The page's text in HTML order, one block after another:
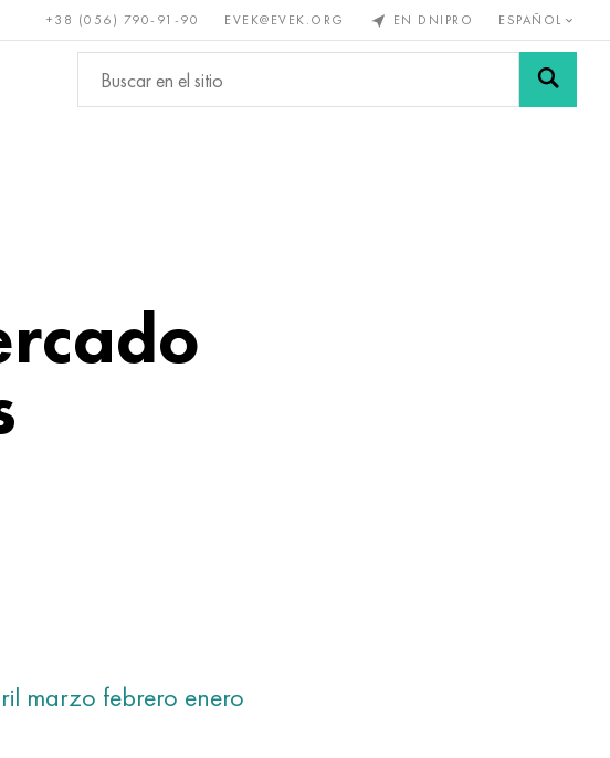
+38 (056) 790-91-90 EVEK@EVEK.ORG EN DNIPRO ESPAÑOL
Metales no
ferrosos
Aleación de Mallas y
marzo febrero enero